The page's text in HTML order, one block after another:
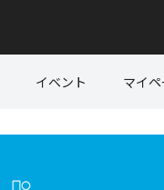
イベント マイ